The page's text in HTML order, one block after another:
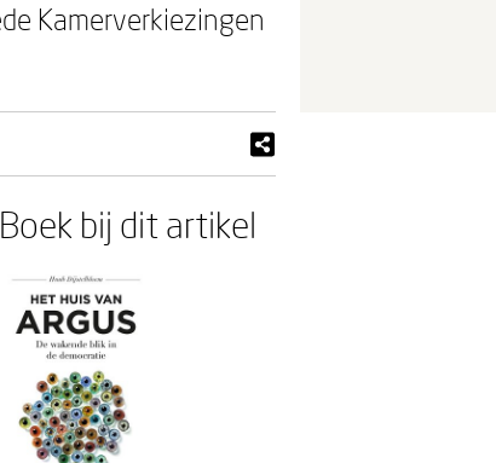
Kamerverkiezingen
Boek bij dit artikel